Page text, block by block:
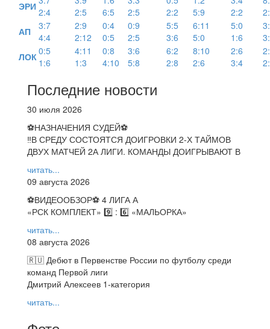
ЭРИ 2:4
2:5
6:5
2:5
2:2
5:9
2:2
АП
3:7
4:4
2:9
2:12
0:4
0:5
0:9
2:5
5:5
3:6
6:11
5:0
5:0
1:6
ЛОК0:5
1:6
4:11
1:3
0:8
4:10
3:6
5:8
6:2
2:8
8:10
2:6
2:6
3:4
Последние новости
30 июля 2026
⚽НАЗНАЧЕНИЯ СУДЕЙ⚽
‼В СРЕДУ СОСТОЯТСЯ ДОИГРОВКИ 2-Х ТАЙМОВ
ДВУХ МАТЧЕЙ 2А ЛИГИ. КОМАНДЫ ДОИГРЫВАЮТ В
читать...
09 августа 2026
⚽️ВИДЕООБЗОР⚽️ 4 ЛИГА А
«РСК КОМПЛЕКТ» 9️⃣ : 6️⃣ «МАЛЬОРКА»
читать...
08 августа 2026
🇷🇺 Дебют в Первенстве России по футболу среди
команд Первой лиги
Дмитрий Алексеев 1-категория
читать...